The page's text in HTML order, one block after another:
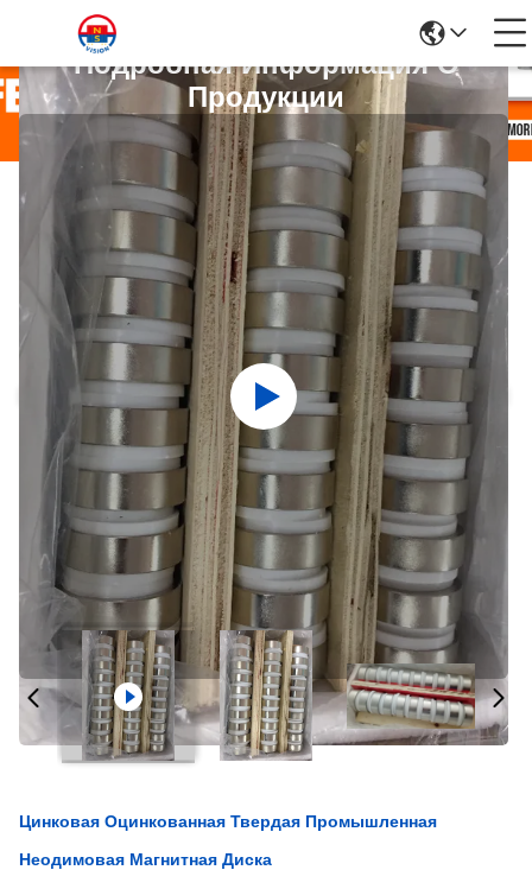
Подробная Информация О
Продукции
Цинковая Оцинкованная Твердая Промышленная
Неодимовая Магнитная Диска